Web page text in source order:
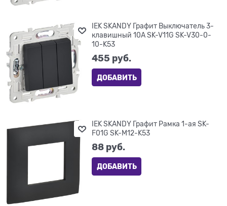
IEK SKANDY Графит Выключатель 3-
клавишный 10А SK-V11G SK-V30-0-
10-K53
455 руб.
ДОБАВИТЬ
IEK SKANDY Графит Рамка 1-ая SK-
F01G SK-M12-K53
88 руб.
ДОБАВИТЬ